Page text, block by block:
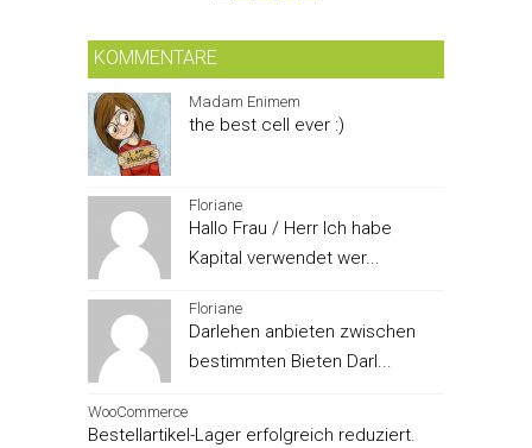
KOMMENTARE
Madam Enimem
the best cell ever :)
Floriane
Hallo Frau / Herr Ich habe
Kapital verwendet wer...
Floriane
Darlehen anbieten zwischen
bestimmten Bieten Darl...
WooCommerce
Bestellartikel-Lager erfolgreich reduziert.